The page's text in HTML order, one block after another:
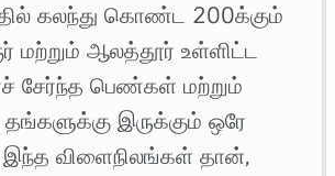
கலந்து கொண்ட 200க்கும்
மற்றும் ஆலத்தூர் உள்ளிட்ட
சேர்ந்த பெண்கள் மற்றும்
இருக்கும் ஒரே
இந்த விளைநிலங்கள் தான்,